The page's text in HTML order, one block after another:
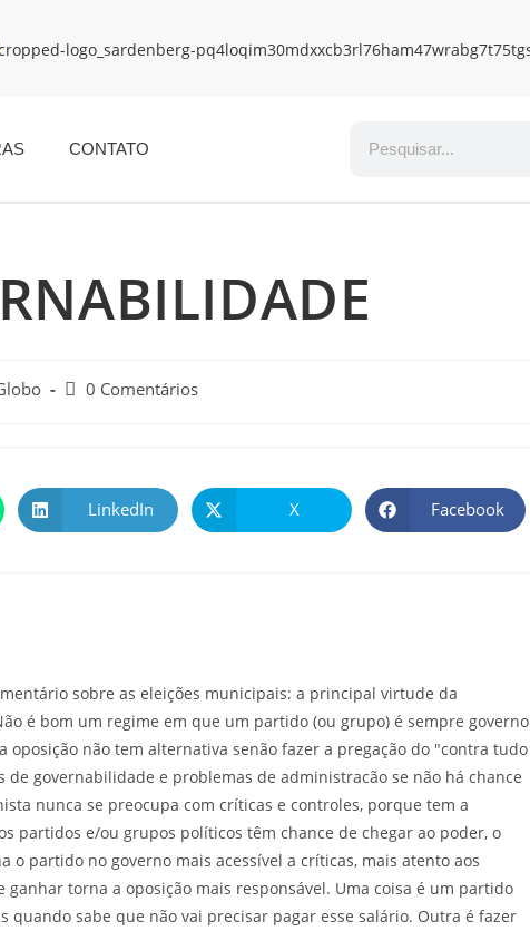
CONTATO
0 Comentários
LinkedIn X Facebook
sobre as eleições municipais: a principal virtude da
é bom um regime em que um partido (ou grupo) é sempre governo
oposição não tem alternativa senão fazer a pregação do "contra tudo
governabilidade e problemas de administracão se não há chance
nunca se preocupa com críticas e controles, porque tem a
partidos e/ou grupos políticos têm chance de chegar ao poder, o
partido no governo mais acessível a críticas, mais atento aos
torna a oposição mais responsável. Uma coisa é um partido
quando sabe que não vai precisar pagar esse salário. Outra é fazer